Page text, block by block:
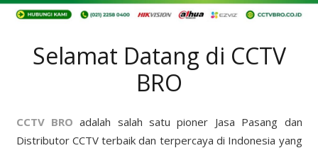
Selamat Datang di CCTV
BRO
CCTV BRO adalah salah satu pioner Jasa Pasang dan
Distributor CCTV terbaik dan terpercaya di Indonesia yang